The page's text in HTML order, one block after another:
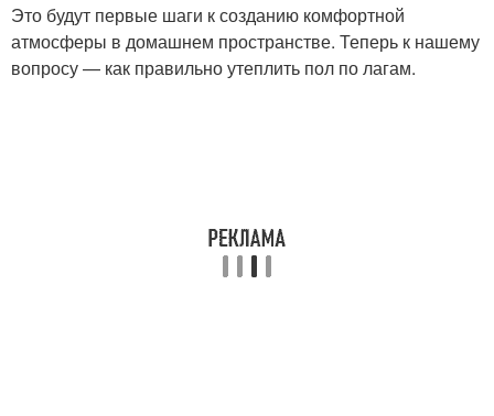
Это будут первые шаги к созданию комфортной
атмосферы в домашнем пространстве. Теперь к нашему
вопросу — как правильно утеплить пол по лагам.